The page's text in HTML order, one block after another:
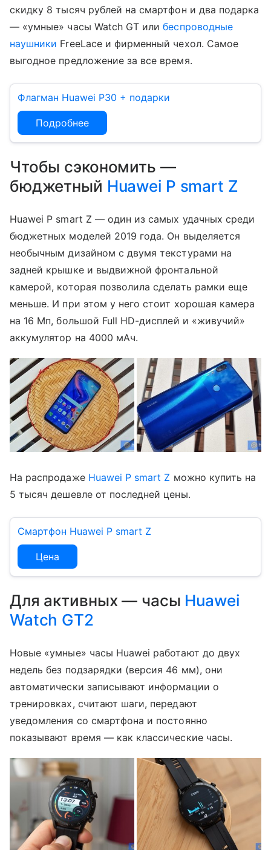
скидку 8 тысяч рублей на смартфон и два подарка
— «умные» часы Watch GT илибеспроводные
наушники FreeLace и фирменный чехол. Самое
выгодное предложение за все время.
Флагман Huawei P30 + подарки
Подробнее
Чтобы сэкономить —
бюджетный Huawei P smart Z
Huawei P smart Z — один из самых удачных среди
бюджетных моделей 2019 года. Он выделяется
необычным дизайном с двумя текстурами на
задней крышке и выдвижной фронтальной
камерой, которая позволила сделать рамки еще
меньше. И при этом у него стоит хорошая камера
на 16 Мп, большой Full HD-дисплей и «живучий»
аккумулятор на 4000 мАч.
На распродаже Huawei P smart Z можно купить на
5 тысяч дешевле от последней цены.
Смартфон Huawei P smart Z
Цена
Для активных — часы Huawei
Watch GT2
Новые «умные» часы Huawei работают до двух
недель без подзарядки (версия 46 мм), они
автоматически записывают информации о
тренировках, считают шаги, передают
уведомления со смартфона и постоянно
показывают время — как классические часы.